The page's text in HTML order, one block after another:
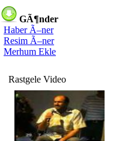
GÃ¶nder
Haber Ã–ner
Resim Ã–ner
Merhum Ekle
Rastgele Video